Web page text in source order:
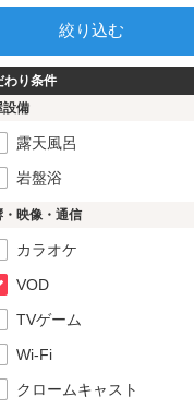
わり条件
設備
露天風呂
岩盤浴
・映像・通信
カラオケ
VOD
TVゲーム
Wi-Fi
クロームキャスト